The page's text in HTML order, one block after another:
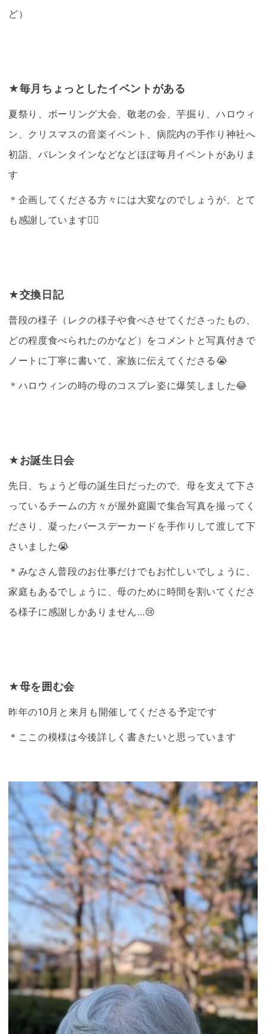
ど）
★毎月ちょっとしたイベントがある
夏祭り、ボーリング大会、敬老の会、芋掘り、ハロウィ
ン、クリスマスの音楽イベント、病院内の手作り神社へ
初詣、バレンタインなどなどほぼ毎月イベントがありま
す
＊企画してくださる方々には大変なのでしょうが、とて
も感謝しています🙇‍♀️
★交換日記
普段の様子（レクの様子や食べさせてくださったもの、
どの程度食べられたのかなど）をコメントと写真付きで
ノートに丁寧に書いて、家族に伝えてくださる😭
＊ハロウィンの時の母のコスプレ姿に爆笑しました😂
★お誕生日会
先日、ちょうど母の誕生日だったので、母を支えて下さ
っているチームの方々が屋外庭園で集合写真を撮ってく
ださり、凝ったバースデーカードを手作りして渡して下
さいました😭
＊みなさん普段のお仕事だけでもお忙しいでしょうに、
家庭もあるでしょうに、母のために時間を割いてくださ
る様子に感謝しかありません…😢
★母を囲む会
昨年の10月と来月も開催してくださる予定です
＊ここの模様は今後詳しく書きたいと思っています